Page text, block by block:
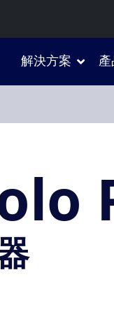
解決方案